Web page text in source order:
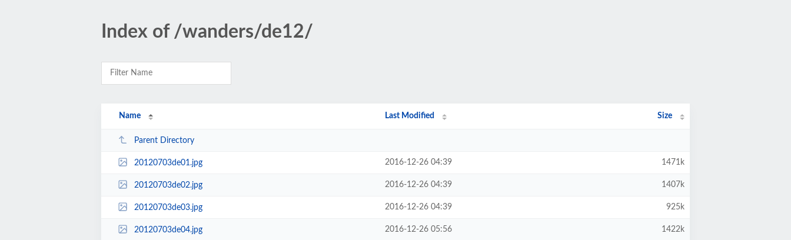
Index of /wanders/de12/
Name Last Modified Size
Parent Directory
20120703de01.jpg 2016-12-26 04:39 1471k
20120703de02.jpg 2016-12-26 04:39 1407k
20120703de03.jpg 2016-12-26 04:39 925k
20120703de04.jpg 2016-12-26 05:56 1422k